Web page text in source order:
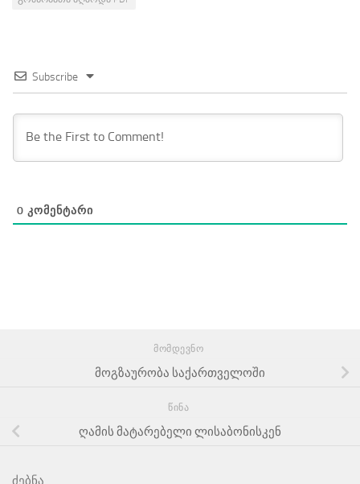
Subscribe
0 ᲙᲝᲛᲔᲜᲢᲐᲠᲘ
ᲛᲝᲛᲓᲔᲕᲜᲝ
მოგზაურობა საქართველოში
ᲬᲘᲜᲐ
ღამის მატარებელი ლისაბონისკენ
ძებნა